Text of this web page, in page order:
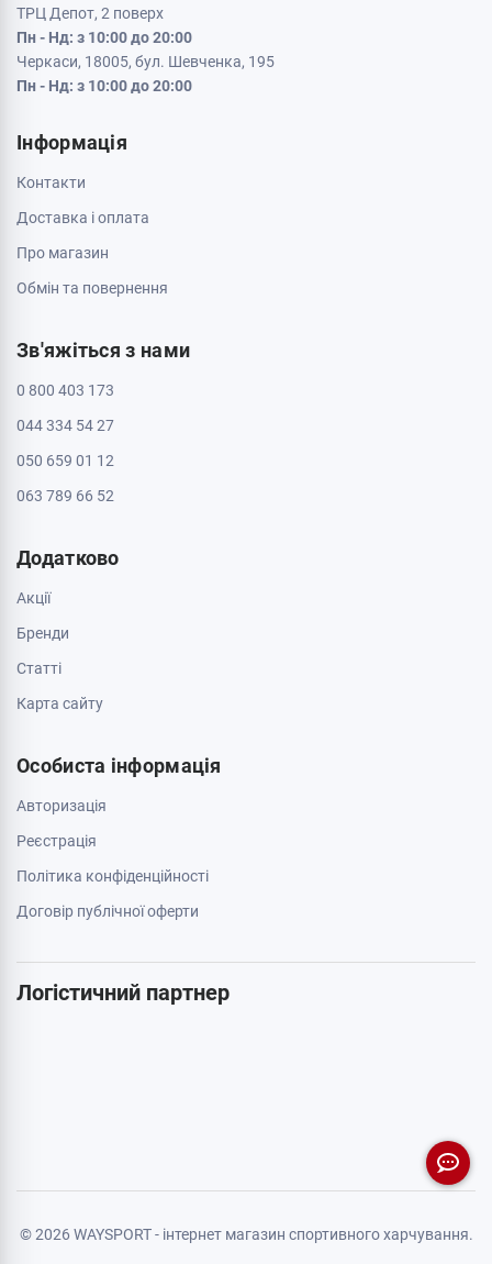
ТРЦ Депот, 2 поверх
Пн - Нд: з 10:00 до 20:00
Черкаси, 18005, бул. Шевченка, 195
Пн - Нд: з 10:00 до 20:00
Інформація
Контакти
Доставка і оплата
Про магазин
Обмін та повернення
Зв'яжіться з нами
0 800 403 173
044 334 54 27
050 659 01 12
063 789 66 52
Додатково
Акції
Бренди
Cтатті
Карта сайту
Особиста інформація
Авторизація
Реєстрація
Політика конфіденційності
Договір публічної оферти
Логістичний партнер
© 2026 WAYSPORT - інтернет магазин спортивного харчування.